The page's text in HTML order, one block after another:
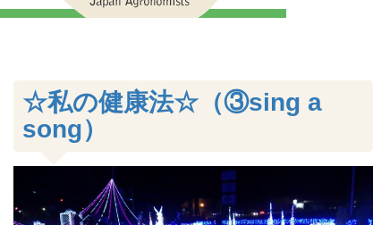
☆私の健康法☆（③sing a
song）